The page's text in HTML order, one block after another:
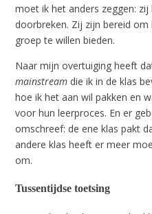
moet ik het anders zeggen:
doorbreken. Zij zijn bereid
groep te willen bieden.
Naar mijn overtuiging heeft
mainstreamdie ik in de klas
hoe ik het aan wil pakken en
voor hun leerproces. En er
omschreef: de ene klas pakt
andere klas heeft er meer
om.
Tussentijdse toetsing